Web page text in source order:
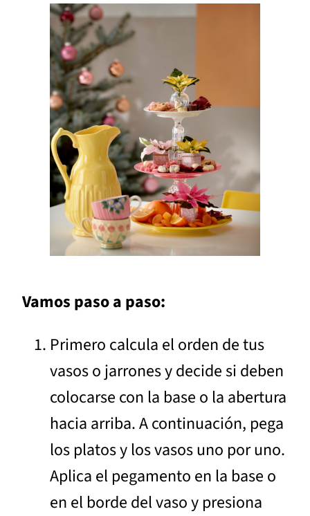
Vamos paso a paso:
Primero calcula el orden de tus
vasos o jarrones y decide si deben
colocarse con la base o la abertura
hacia arriba. A continuación, pega
los platos y los vasos uno por uno.
Aplica el pegamento en la base o
en el borde del vaso y presiona